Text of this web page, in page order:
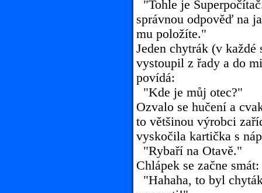
"Tohle je
správnou odpověď na
mu položíte."
Jeden chytrák (v
vystoupil z řady a do
povídá:
"Kde je můj otec?"
Ozvalo se hučení a
to většinou výrobci
vyskočila kartička s
"Rybaří na Otavě."
Chlápek se začne smát:
"Hahaha, to byl